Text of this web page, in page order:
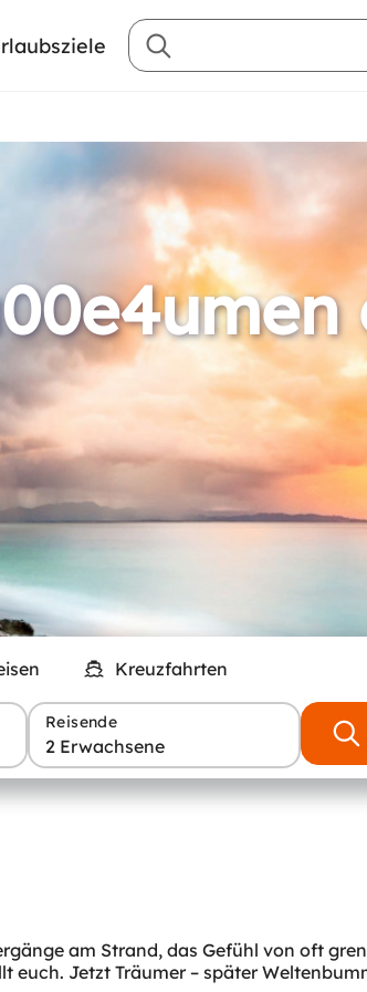
Kreuzfahrten
Reisende
2 Erwachsene
am Strand, das Gefühl von oft
Jetzt Träumer – später